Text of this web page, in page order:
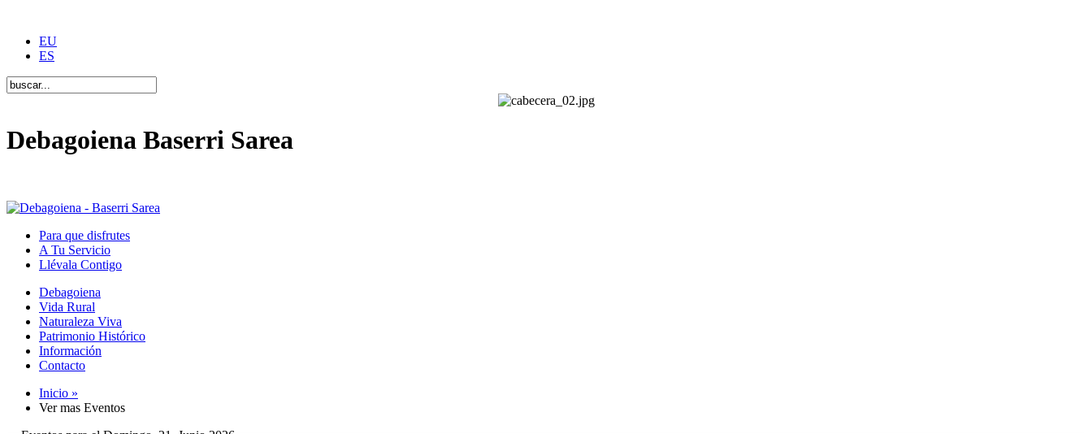
EU
ES
Debagoiena Baserri Sarea
Para que disfrutes
A Tu Servicio
Llévala Contigo
Debagoiena
Vida Rural
Naturaleza Viva
Patrimonio Histórico
Información
Contacto
Inicio »
Ver mas Eventos